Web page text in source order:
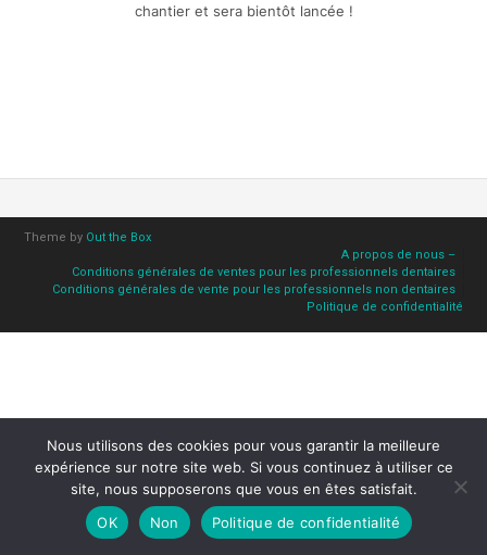
chantier et sera bientôt lancée !
Theme by Out the Box
A propos de nous –
Conditions générales de ventes pour les professionnels dentaires
Conditions générales de vente pour les professionnels non dentaires
Politique de confidentialité
Nous utilisons des cookies pour vous garantir la meilleure
expérience sur notre site web. Si vous continuez à utiliser ce
site, nous supposerons que vous en êtes satisfait.
OK
Non Politique de confidentialité